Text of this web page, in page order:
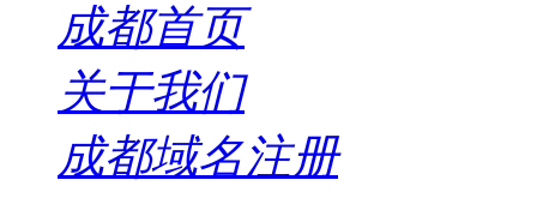
成都首页
关于我们
成都域名注册